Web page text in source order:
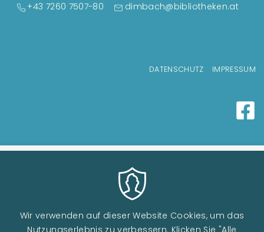
+43 7260 7507-80
dimbach@bibliotheken.at
DATENSCHUTZ IMPRESSUM
Wir verwenden auf dieser Website Cookies, um das
Nutzungserlebnis zu verbessern. Klicken Sie "Alle